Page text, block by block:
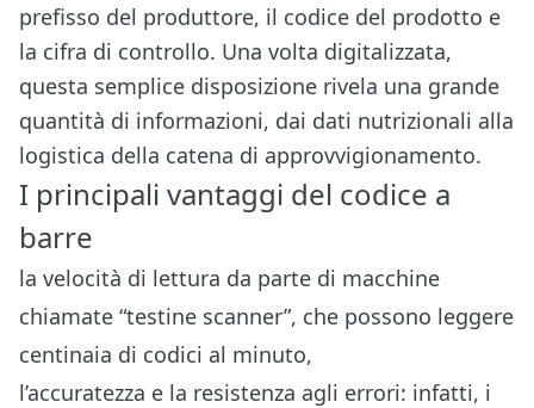
prefisso del produttore, il codice del prodotto e
la cifra di controllo. Una volta digitalizzata,
questa semplice disposizione rivela una grande
quantità di informazioni, dai dati nutrizionali alla
logistica della catena di approvvigionamento.
I principali vantaggi del codice a
barre
la velocità di lettura da parte di macchine
chiamate “testine scanner”, che possono leggere
centinaia di codici al minuto,
l’accuratezza e la resistenza agli errori: infatti, i